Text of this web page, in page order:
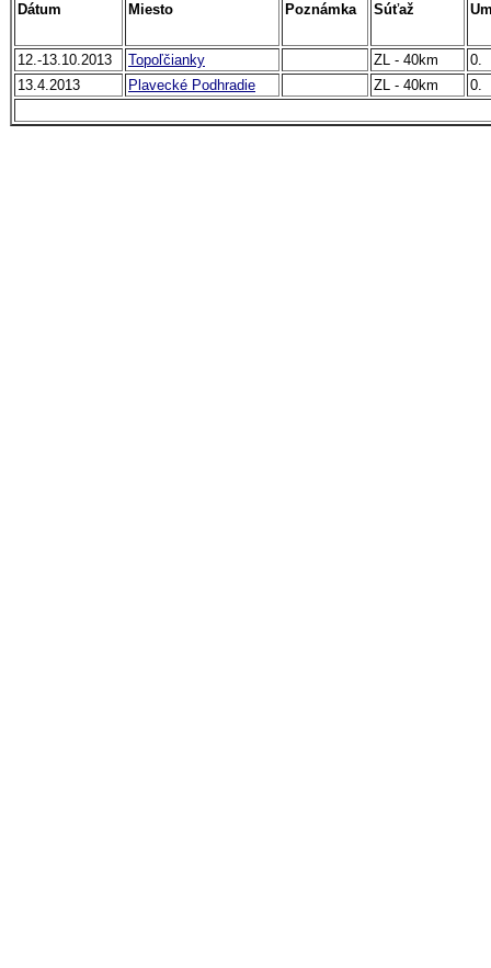
Dátum Miesto Poznámka Súťaž
12.-13.10.2013 Topoľčianky ZL - 40km
0.
13.4.2013
Plavecké Podhradie ZL - 40km 0.